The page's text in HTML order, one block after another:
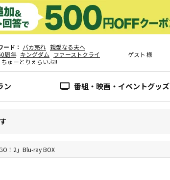
ード バカ売れ 親愛なる夫へ
周年 キングダム ファーストクライ
ちゅーとりえらいぶ!!
ゲスト 様
ン 番組・映画・イベントグッズ
！2」Blu-ray BOX